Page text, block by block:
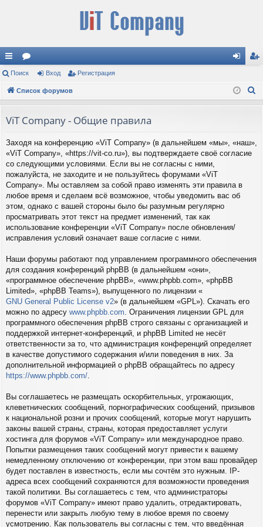
с
ы
и
ор
ум д ис
ия
Поиск Вход Регистрация
Список форумов
ViT Company - Общие правила
Заходя на конференцию «ViT Company» (в дальнейшем «мы», «наш»,
«ViT Company», «https://vit-co.ru»), вы подтверждаете своё согласие
со следующими условиями. Если вы не согласны с ними,
пожалуйста, не заходите и не пользуйтесь форумами «ViT
Company». Мы оставляем за собой право изменять эти правила в
любое время и сделаем всё возможное, чтобы уведомить вас об
этом, однако с вашей стороны было бы разумным регулярно
просматривать этот текст на предмет изменений, так как
использование конференции «ViT Company» после обновления/
исправления условий означает ваше согласие с ними.
Наши форумы работают под управлением программного обеспечения
для создания конференций phpBB (в дальнейшем «они»,
«программное обеспечение phpBB», «www.phpbb.com», «phpBB
Limited», «phpBB Teams»), выпущенного по лицензии «
GNU General Public License v2» (в дальнейшем «GPL»). Скачать его
можно по адресу www.phpbb.com . Ограничения лицензии GPL для
программного обеспечения phpBB строго связаны с организацией и
поддержкой интернет-конференций, и phpBB Limited не несёт
ответственности за то, что администрация конференций определяет
в качестве допустимого содержания и/или поведения в них. За
дополнительной информацией о phpBB обращайтесь по адресу
https://www.phpbb.com/
Вы соглашаетесь не размещать оскорбительных, угрожающих,
клеветнических сообщений, порнографических сообщений, призывов
к национальной розни и прочих сообщений, которые могут нарушить
законы вашей страны, страны, которая предоставляет услуги
хостинга для форумов «ViT Company» или международное право.
Попытки размещения таких сообщений могут привести к вашему
немедленному отключению от конференции, при этом ваш провайдер
будет поставлен в известность, если мы сочтём это нужным. IP-
адреса всех сообщений сохраняются для возможности проведения
такой политики. Вы соглашаетесь с тем, что администраторы
форумов «ViT Company» имеют право удалить, отредактировать,
перенести или закрыть любую тему в любое время по своему
усмотрению. Как пользователь вы согласны с тем, что введённая